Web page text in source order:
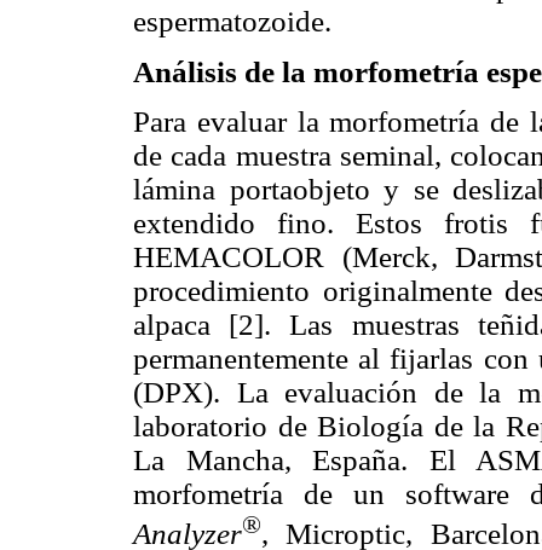
espermatozoide.
Análisis de la morfometría
Para evaluar la morfometría de
de cada muestra seminal,
lámina portaobjeto y se
extendido fino. Estos frotis
HEMACOLOR (Merck,
procedimiento originalmente
alpaca [2]. Las muestras
permanentemente al fijarlas
(DPX). La evaluación de la
laboratorio de Biología de la
La Mancha, España. El
morfometría de un software
Analyzer®, Microptic,